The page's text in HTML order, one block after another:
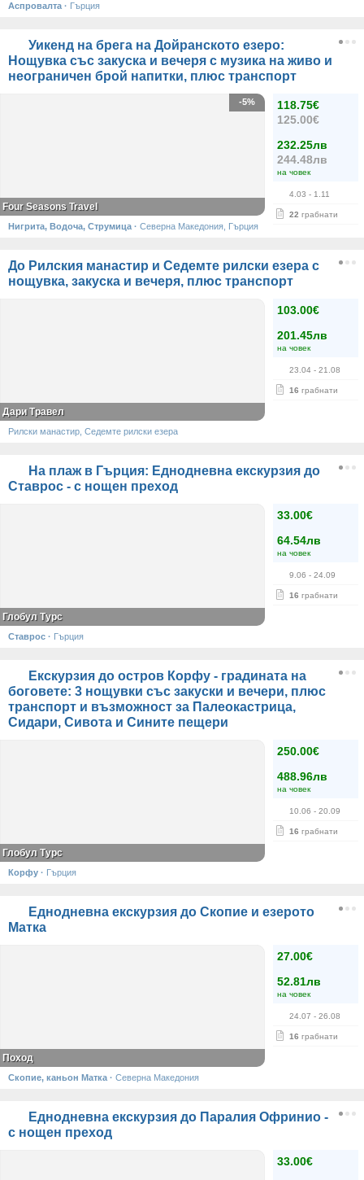
Аспровалта · Гърция
Уикенд на брега на Дойранското езеро:
Нощувка със закуска и вечеря с музика на живо и
неограничен брой напитки, плюс транспорт
118.75€
125.00€
232.25лв
244.48лв
на човек
4.03 - 1.11
22 грабнати
-5%
Four Seasons Travel
Нигрита, Водоча, Струмица · Северна Македония, Гърция
До Рилския манастир и Седемте рилски езера с
нощувка, закуска и вечеря, плюс транспорт
103.00€
201.45лв
на човек
23.04 - 21.08
16 грабнати
Дари Травел
Рилски манастир, Седемте рилски езера
На плаж в Гърция: Еднодневна екскурзия до
Ставрос - с нощен преход
33.00€
64.54лв
на човек
9.06 - 24.09
16 грабнати
Глобул Турс
Ставрос · Гърция
Екскурзия до остров Корфу - градината на
боговете: 3 нощувки със закуски и вечери, плюс
транспорт и възможност за Палеокастрица,
Сидари, Сивота и Сините пещери
250.00€
488.96лв
на човек
10.06 - 20.09
16 грабнати
Глобул Турс
Корфу · Гърция
Еднодневна екскурзия до Скопие и езерото
Матка
27.00€
52.81лв
на човек
24.07 - 26.08
16 грабнати
Поход
Скопие, каньон Матка · Северна Македония
Еднодневна екскурзия до Паралия Офринио -
с нощен преход
33.00€